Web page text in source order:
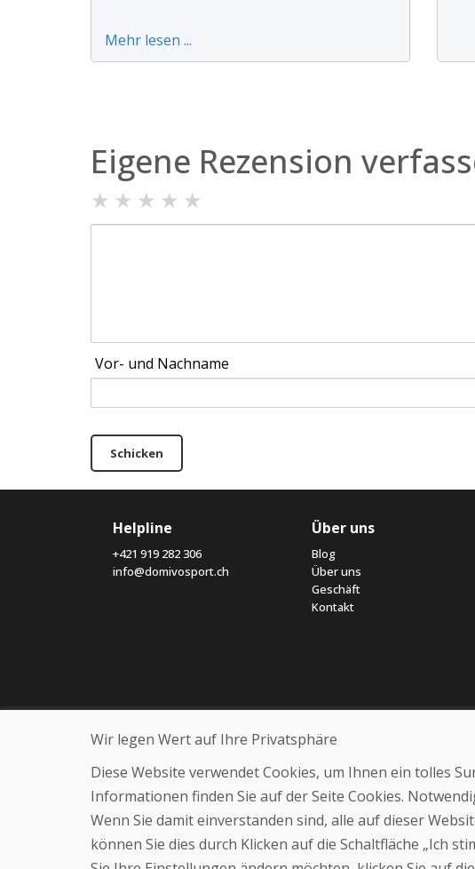
Mehr lesen ...
Eigene Rezension
★ ★ ★ ★ ★
Vor- und Nachname
Schicken
Helpline
+421 919 282 306
info@domivosport.ch
Über uns
Blog
Über uns
Geschäft
Kontakt
Wir legen Wert auf Ihre Privatsphäre
Diese Website verwendet Cookies, um Ihnen ein tolles
Informationen finden Sie auf der Seite Cookies.
Wenn Sie damit einverstanden sind, alle auf dieser
können Sie dies durch Klicken auf die Schaltfläche „Ich